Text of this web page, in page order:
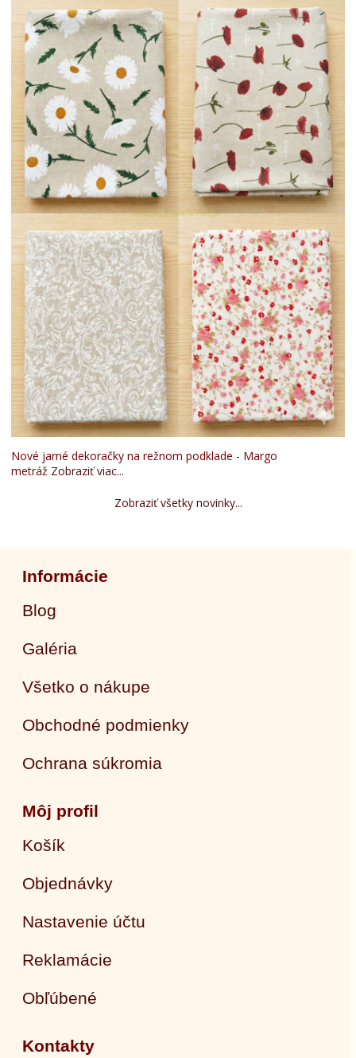
Nové jarné dekoračky na režnom podklade - Margo
metráž Zobraziť viac...
Zobraziť všetky novinky...
Informácie
Blog
Galéria
Všetko o nákupe
Obchodné podmienky
Ochrana súkromia
Môj profil
Košík
Objednávky
Nastavenie účtu
Reklamácie
Obľúbené
Kontakty